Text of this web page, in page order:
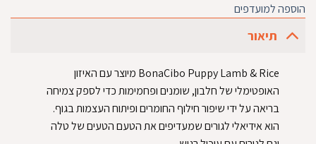
הוספה למועדפים
תיאור
BonaCibo Puppy Lamb & Rice מיוצר עם האיזון
האופטימלי של חלבון, שומנים ופחמימות כדי לספק צמיחה
בריאה על ידי שיפור חילוף החומרים ופיתוח העצמות בגוף.
הוא אידיאלי לגורים שמעדיפים את הטעם הטעים של טלה